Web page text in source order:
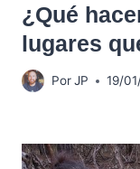
¿Qué
lugares
PorJP 19/